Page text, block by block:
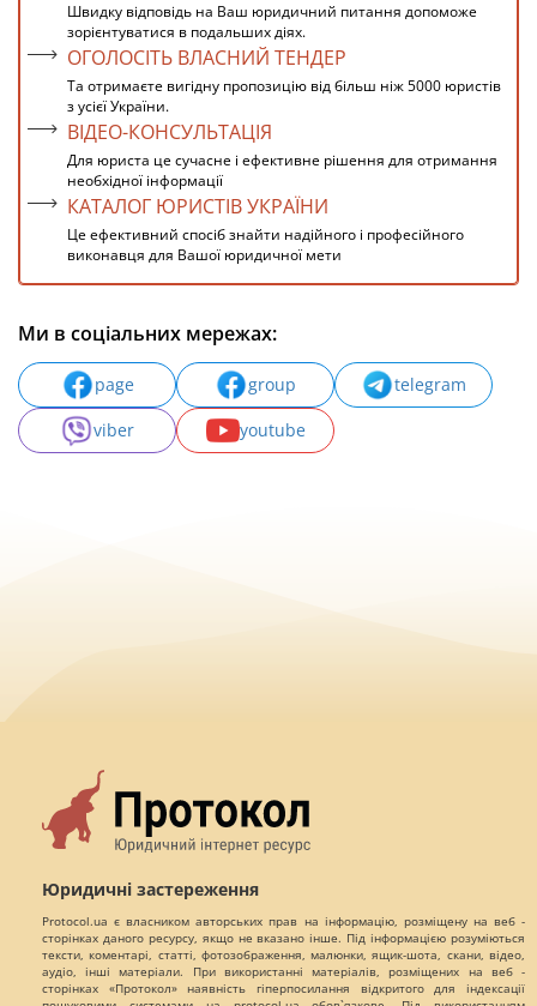
Швидку відповідь на Ваш юридичний питання допоможе
зорієнтуватися в подальших діях.
ОГОЛОСІТЬ ВЛАСНИЙ ТЕНДЕР
Та отримаєте вигідну пропозицію від більш ніж 5000 юристів
з усієї України.
ВІДЕО-КОНСУЛЬТАЦІЯ
Для юриста це сучасне і ефективне рішення для отримання
необхідної інформації
КАТАЛОГ ЮРИСТІВ УКРАЇНИ
Це ефективний спосіб знайти надійного і професійного
виконавця для Вашої юридичної мети
Ми в соціальних мережах:
page group
telegram
viber
youtube
Юридичні застереження
Protocol.ua є власником авторських прав на інформацію, розміщену на веб -
сторінках даного ресурсу, якщо не вказано інше. Під інформацією розуміються
тексти, коментарі, статті, фотозображення, малюнки, ящик-шота, скани, відео,
аудіо, інші матеріали. При використанні матеріалів, розміщених на веб -
сторінках «Протокол» наявність гіперпосилання відкритого для індексації